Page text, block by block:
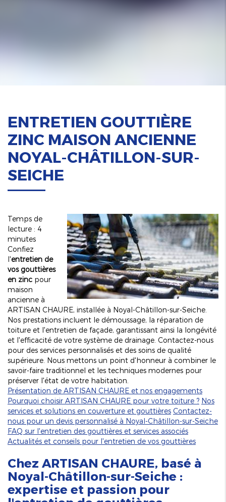
ENTRETIEN GOUTTIÈRE
ZINC MAISON ANCIENNE
NOYAL-CHÂTILLON-SUR-
SEICHE
Temps de
lecture : 4
minutes
Confiez
l'entretien de
vos gouttières
en zinc pour
maison
ancienne à
ARTISAN CHAURE, installée à Noyal-Châtillon-sur-Seiche.
Nos prestations incluent le démoussage, la réparation de
toiture et l'entretien de façade, garantissant ainsi la longévité
et l'efficacité de votre système de drainage. Contactez-nous
pour des services personnalisés et des soins de qualité
supérieure. Nous mettons un point d'honneur à combiner le
savoir-faire traditionnel et les techniques modernes pour
préserver l'état de votre habitation.
Présentation de ARTISAN CHAURE et nos engagements
Pourquoi choisir ARTISAN CHAURE pour votre toiture ? Nos
services et solutions en couverture et gouttières Contactez-
nous pour un devis personnalisé à Noyal-Châtillon-sur-Seiche
FAQ sur l'entretien des gouttières et services associés
Actualités et conseils pour l'entretien de vos gouttières
Chez ARTISAN CHAURE, basé à
Noyal-Châtillon-sur-Seiche :
expertise et passion pour